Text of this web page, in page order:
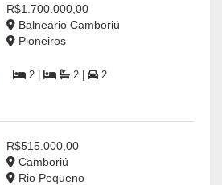
R$1.700.000,00
Balneário Camboriú
Pioneiros
2 | 2 | 2
R$515.000,00
Camboriú
Rio Pequeno